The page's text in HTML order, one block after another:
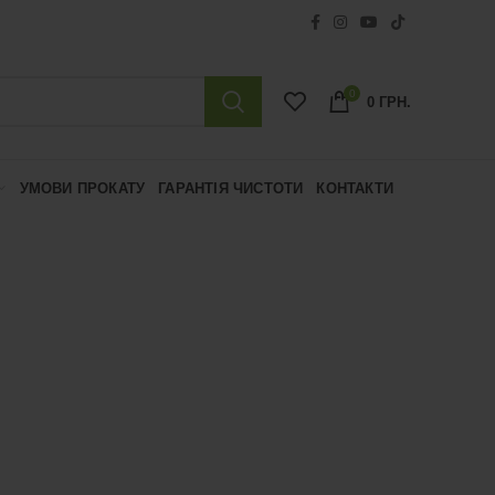
0 0 ГРН.
УМОВИ ПРОКАТУ ГАРАНТІЯ ЧИСТОТИ КОНТАКТИ